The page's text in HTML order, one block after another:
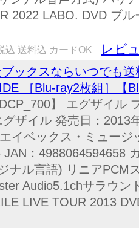
2022 LABO. DVD ブ
込 送料込 カードOK レビ
ブックスならいつでも
［Blu-ray2枚組］【
】 エグザイル
ザイル 発売日：2013
イベックス・ミュー
JAN：4988064594658
ナル言語) リニアPCM
Audio5.1chサラウン
LIVE TOUR 2013